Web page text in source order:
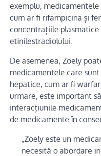
exemplu,
cum ar fi rifampicina și
concentrațiile plasmatice
etinilestradiolului.
De asemenea, Zoely
medicamentele care
hepatice, cum ar fi
urmare, este important
interacțiunile
de medicamente în
„Zoely este un
necesită o abordare